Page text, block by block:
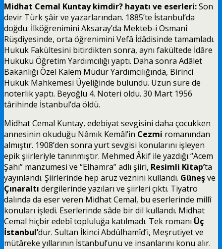
Midhat Cemal Kuntay kimdir? hayatı ve eserleri:Son
devir Türk şâir ve yazarlarından. 1885’te İstanbul’da
doğdu. İlköğrenimini Aksaray’da Mekteb-i Osmanî
Rüşdiyesinde, orta öğrenimini Vefâ İdâdisinde tamamladı.
Hukuk Fakültesini bitirdikten sonra, aynı fakültede İdâre
Hukuku Öğretim Yardımcılığı yaptı. Daha sonra Adâlet
Bakanlığı Özel Kalem Müdür Yardımcılığında, Birinci
Hukuk Mahkemesi Üyeliğinde bulundu. Uzun süre de
noterlik yaptı. Beyoğlu 4. Noteri oldu. 30 Mart 1956
târihinde İstanbul’da öldü.
Midhat Cemal Kuntay, edebiyat sevgisini daha çocukken
annesinin okuduğu Nâmık Kemâl’in Cezmi romanından
almıştır. 1908’den sonra yurt sevgisi konularını işleyen
epik şiirleriyle tanınmıştır. Mehmed Âkif ile yazdığı “Acem
Şahı” manzumesi ve “Elhamra” adlı şiiri, Resimli Kitap’ta
yayınlandı. Şiirlerinde hep aruz veznini kullandı. Güneşve
Çınaraltı dergilerinde yazıları ve şiirleri çıktı. Tiyatro
dalında da eser veren Midhat Cemal, bu eserlerinde millî
konuları işledi. Eserlerinde sâde bir dil kullandı. Midhat
Cemal hiçbir edebî topluluğa katılmadı. Tek romanı Üç
İstanbul’dur. Sultan İkinci Abdülhamîd’i, Meşrutiyet ve
mütâreke yıllarının İstanbul’unu ve insanlarını konu alır.